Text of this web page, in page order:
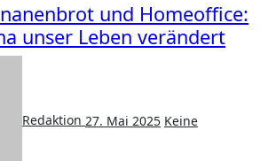
und Homeoffice:
unser Leben verändert
Redaktion 27. Mai 2025 Keine